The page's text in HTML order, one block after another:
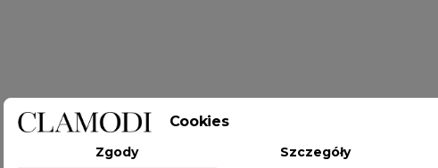
Cookies
Zgody Szczegóły